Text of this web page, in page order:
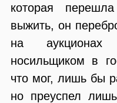
которая
выжить, он
на аукционах
носильщиком в
что мог, лишь бы
но преуспел